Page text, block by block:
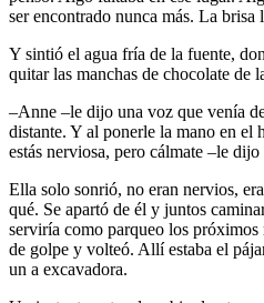
ser encontrado nunca más. La brisa
Y sintió el agua fría de la fuente,
quitar las manchas de chocolate de
–Anne –le dijo una voz que venía
distante. Y al ponerle la mano en el
estás nerviosa, pero cálmate –le
Ella solo sonrió, no eran nervios,
qué. Se apartó de él y juntos
serviría como parqueo los
de golpe y volteó. Allí estaba el
un a excavadora.